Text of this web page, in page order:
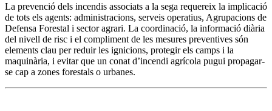
La prevenció dels incendis associats a la sega requereix la implicació
de tots els agents: administracions, serveis operatius, Agrupacions de
Defensa Forestal i sector agrari. La coordinació, la informació diària
del nivell de risc i el compliment de les mesures preventives són
elements clau per reduir les ignicions, protegir els camps i la
maquinària, i evitar que un conat d’incendi agrícola pugui propagar-
se cap a zones forestals o urbanes.